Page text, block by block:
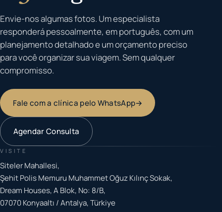
Envie-nos algumas fotos. Um especialista
responderá pessoalmente, em português, com um
planejamento detalhado e um orçamento preciso
para você organizar sua viagem. Sem qualquer
compromisso.
Fale com a clínica pelo WhatsApp→
Agendar Consulta
VISITE
Siteler Mahallesi,
Şehit Polis Memuru Muhammet Oğuz Kılınç Sokak,
Dream Houses, A Blok, No: 8/B,
07070 Konyaaltı / Antalya, Türkiye